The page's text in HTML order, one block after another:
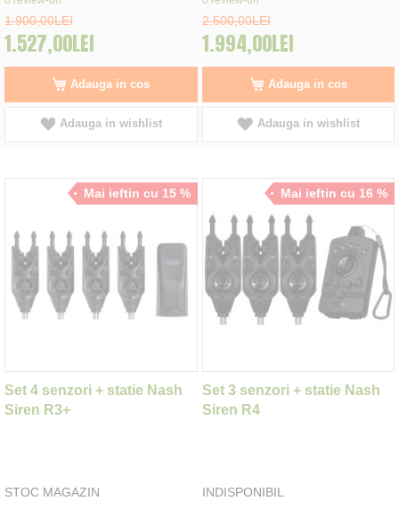
1.900,00LEI
1.527,00LEI
Adauga in cos
Adauga in wishlist
2.500,00LEI
1.994,00LEI
Adauga in cos
Adauga in wishlist
Mai ieftin cu 15 %
Set 4 senzori + statie Nash
Siren R3+
STOC MAGAZIN
Mai ieftin cu 16 %
Set 3 senzori + statie Nash
Siren R4
INDISPONIBIL